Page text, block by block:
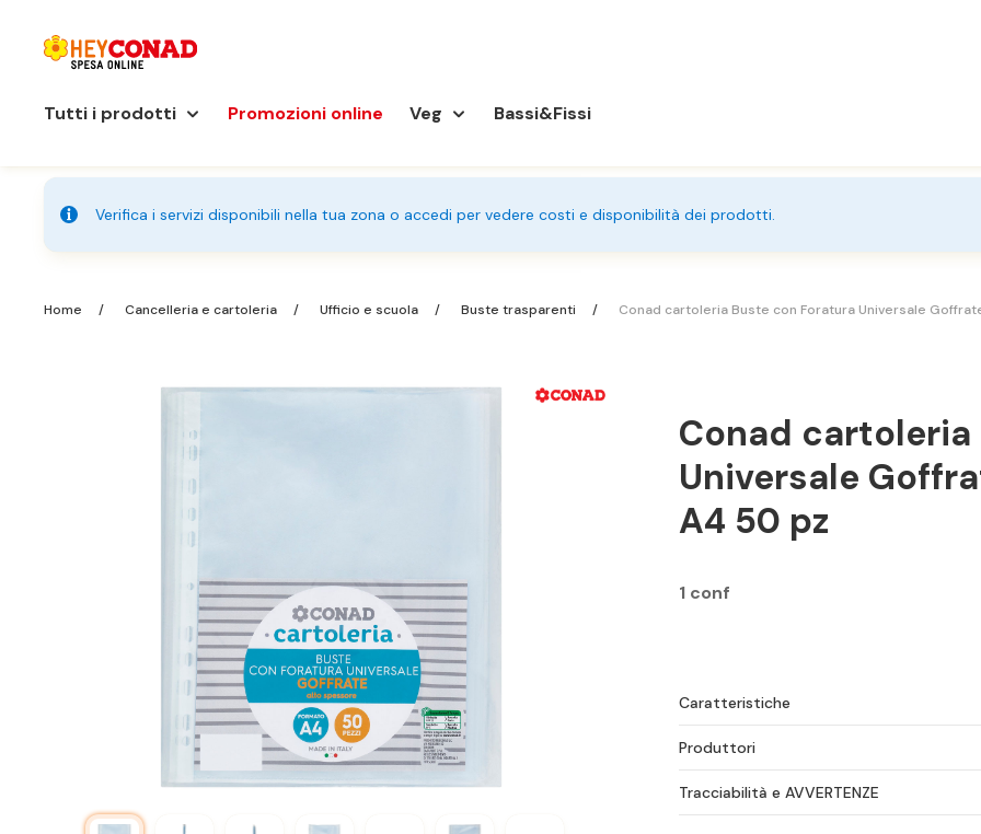
Tutti i prodotti Promozioni online Veg Bassi&Fissi
Verifica i servizi disponibili nella tua zona o accedi per vedere costi e disponibilità dei prodotti.
Home Cancelleria e cartoleria Ufficio e scuola Buste trasparenti Conad cartoleria Buste con Foratura Universale
Conad
Universale
A4 50 pz
1 conf
Caratteristiche
Produttori
Tracciabilità e AVVERTENZE